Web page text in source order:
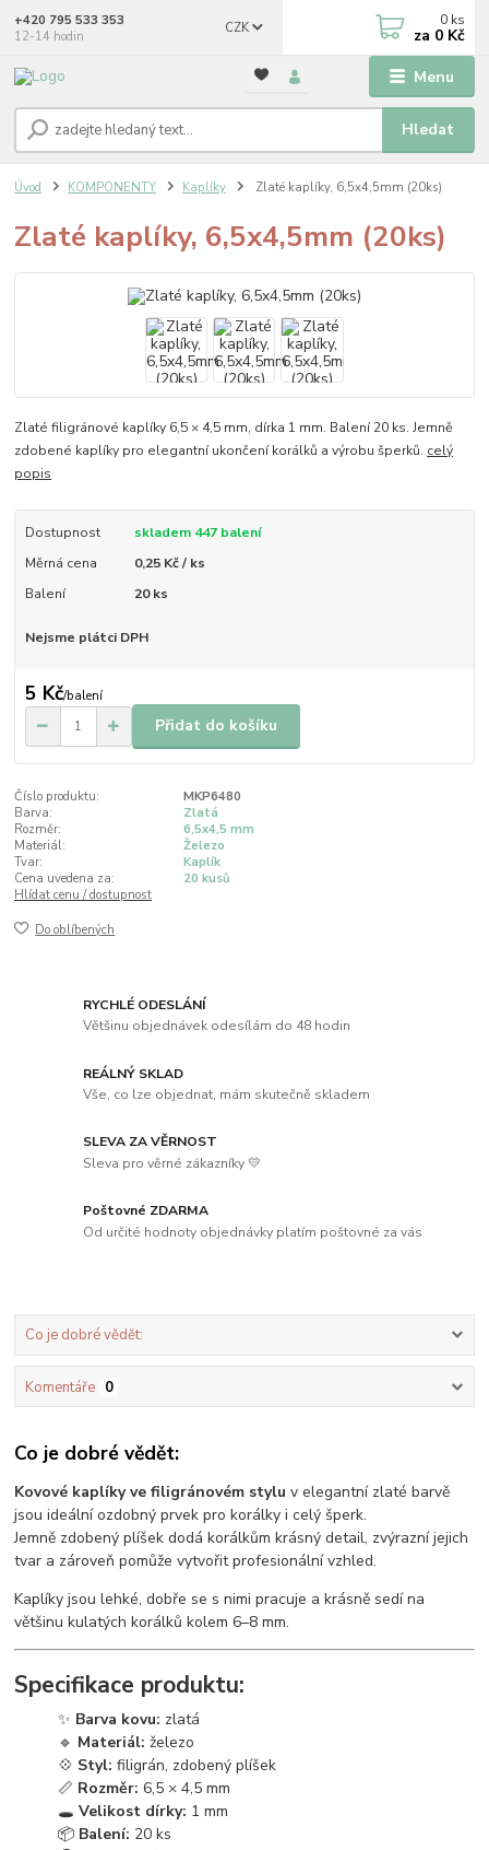
Menu
CZK
Hledat
+420 795 533 353
12-14 hodin
0 ks
za 0 Kč
Úvod KOMPONENTY Kaplíky Zlaté kaplíky, 6,5x4,5mm (20ks)
Zlaté kaplíky, 6,5x4,5mm (20ks)
Zlaté filigránové kaplíky 6,5 × 4,5 mm, dírka 1 mm. Balení 20 ks. Jemně
zdobené kaplíky pro elegantní ukončení korálků a výrobu šperků. celý
popis
Dostupnost
skladem 447 balení
Měrná cena
0,25 Kč / ks
Balení
20 ks
Nejsme plátci DPH
5 Kč/balení
Přidat do košíku
Číslo produktu:
MKP6480
Barva:
Zlatá
Rozměr:
6,5x4,5 mm
Materiál:
Železo
Tvar:
Kaplík
Cena uvedena za:
20 kusů
Hlídat cenu / dostupnost
Do oblíbených
RYCHLÉ ODESLÁNÍ
Většinu objednávek odesílám do 48 hodin
REÁLNÝ SKLAD
Vše, co lze objednat, mám skutečně skladem
SLEVA ZA VĚRNOST
Sleva pro věrné zákazníky 💛
Poštovné ZDARMA
Od určité hodnoty objednávky platím poštovné za vás
Co je dobré vědět:
Komentáře 0
Co je dobré vědět:
Kovové kaplíky ve filigránovém stylu v elegantní zlaté barvě
jsou ideální ozdobný prvek pro korálky i celý šperk.
Jemně zdobený plíšek dodá korálkům krásný detail, zvýrazní jejich
tvar a zároveň pomůže vytvořit profesionální vzhled.
Kaplíky jsou lehké, dobře se s nimi pracuje a krásně sedí na
většinu kulatých korálků kolem 6–8 mm.
Specifikace produktu:
✨ Barva kovu: zlatá
🔹 Materiál: železo
💠 Styl: filigrán, zdobený plíšek
📏 Rozměr: 6,5 × 4,5 mm
🕳️Velikost dírky: 1 mm
📦 Balení: 20 ks